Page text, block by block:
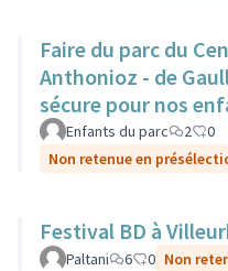
Faire du parc du
Anthonioz - de
sécure pour nos
Enfants du parc 2
0
Non retenue en
Festival BD à
Paltani 6 0 Non